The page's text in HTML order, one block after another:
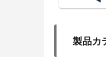
製品カ